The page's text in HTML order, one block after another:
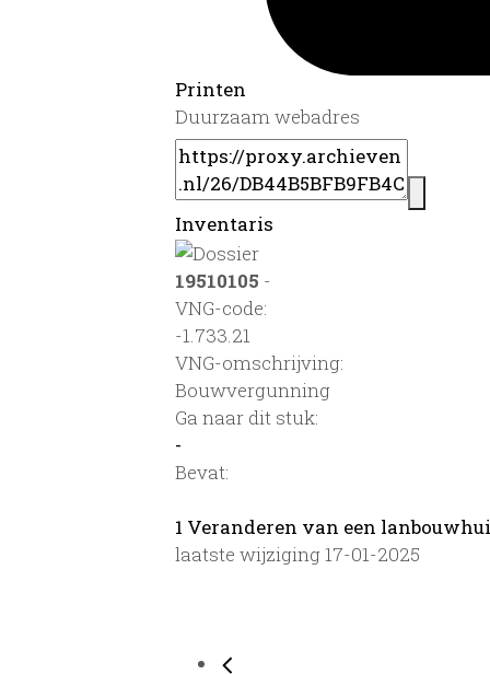
Printen
Duurzaam webadres
Inventaris
19510105 -
VNG-code:
-1.733.21
VNG-omschrijving:
Bouwvergunning
Ga naar dit stuk:
-
Bevat:
1 Veranderen van een
laatste wijziging 17-01-2025